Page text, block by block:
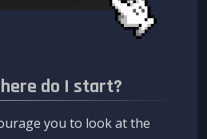
do I start?
you to look at the